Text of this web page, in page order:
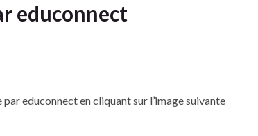
educonnect
educonnect en cliquant sur l’image suivante